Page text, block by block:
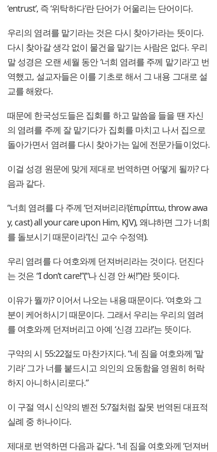
‘entrust’, 즉 ‘위탁하다’란 단어가 어울리는 단어이다.
우리의 염려를 맡기라는 것은 다시 찾아가라는 뜻이다.
다시 찾아갈 생각 없이 물건을 맡기는 사람은 없다. 우리
말 성경은 오랜 세월 동안 ‘너희 염려를 주께 맡기라’고 번
역했고, 설교자들은 이를 기초로 해서 그 내용 그대로 설
교를 해왔다.
때문에 한국성도들은 집회를 하고 말씀을 들을 땐 자신
의 염려를 주께 잘 맡기다가 집회를 마치고 나서 집으로
돌아가면서 염려를 다시 찾아가는 일에 전문가들이었다.
이걸 성경 원문에 맞게 제대로 번역하면 어떻게 될까? 다
음과 같다.
“너희 염려를 다 주께 ‘던져버리라’(ἐπιρίπτω, throw awa
y, cast) all your care upon Him, KJV), 왜냐하면 그가 너희
를 돌보시기 때문이라”(신 교수 수정역).
우리 염려를 다 여호와께 던져버리라는 것이다. 던진다
는 것은 “I don’t care!”(“나 신경 안 써!”)란 뜻이다.
이유가 뭘까? 이어서 나오는 내용 때문이다. ‘여호와 그
분이 케어하시기 때문이다. 그래서 우리는 우리의 염려
를 여호와께 던져버리고 아예 ‘신경 끄라!’는 뜻이다.
구약의 시 55:22절도 마찬가지다. “네 짐을 여호와께 ‘맡
기라’ 그가 너를 붙드시고 의인의 요동함을 영원히 허락
하지 아니하시리로다.”
이 구절 역시 신약의 벧전 5:7절처럼 잘못 번역된 대표적
실례 중 하나이다.
제대로 번역하면 다음과 같다. “네 짐을 여호와께 ‘던져버